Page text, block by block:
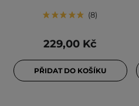
8
229,00 Kč
PŘIDAT DO KOŠÍKU